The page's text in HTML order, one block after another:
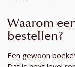
Waarom
bestellen?
Een gewoon